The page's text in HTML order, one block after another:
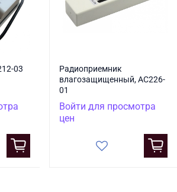
03
Радиоприемник
влагозащищенный, AC226-
01
Войти для просмотра
цен